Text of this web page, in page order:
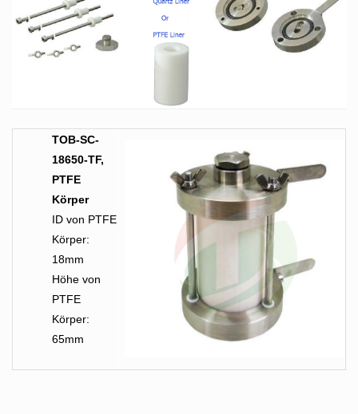
TOB-SC-
18650-TF,
PTFE
Körper
ID von PTFE
Körper:
18mm
Höhe von
PTFE
Körper:
65mm